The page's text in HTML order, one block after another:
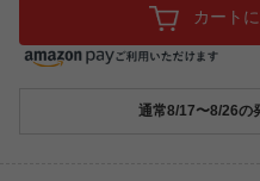
カート
通常8/17〜8/26の